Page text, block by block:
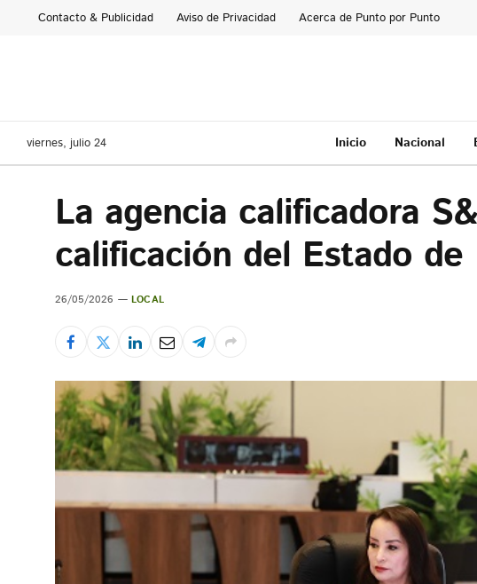
Contacto & Publicidad Aviso de Privacidad Acerca de Punto por Punto
viernes, julio 24 Inicio Nacional
La agencia calificadora
calificación del Estado de
26/05/2026 LOCAL